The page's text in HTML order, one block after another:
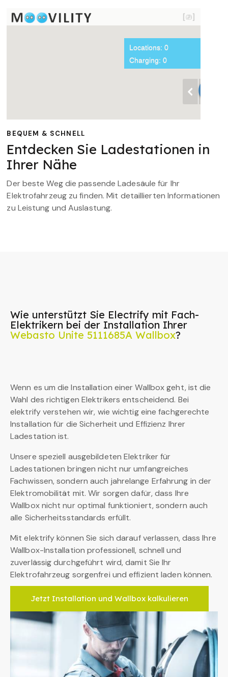
BEQUEM & SCHNELL
Entdecken Sie Ladestationen in
Ihrer Nähe
Der beste Weg die passende Ladesäule für Ihr
Elektrofahrzeug zu finden. Mit detaillierten Informationen
zu Leistung und Auslastung.
Wie unterstützt Sie Electrify mit Fach-
Elektrikern bei der Installation Ihrer
Webasto Unite 5111685A Wallbox?
Wenn es um die Installation einer Wallbox geht, ist die
Wahl des richtigen Elektrikers entscheidend. Bei
elektrify verstehen wir, wie wichtig eine fachgerechte
Installation für die Sicherheit und Effizienz Ihrer
Ladestation ist.
Unsere speziell ausgebildeten Elektriker für
Ladestationen bringen nicht nur umfangreiches
Fachwissen, sondern auch jahrelange Erfahrung in der
Elektromobilität mit. Wir sorgen dafür, dass Ihre
Wallbox nicht nur optimal funktioniert, sondern auch
alle Sicherheitsstandards erfüllt.
Mit elektrify können Sie sich darauf verlassen, dass Ihre
Wallbox-Installation professionell, schnell und
zuverlässig durchgeführt wird, damit Sie Ihr
Elektrofahrzeug sorgenfrei und effizient laden können.
Jetzt Installation und Wallbox kalkulieren